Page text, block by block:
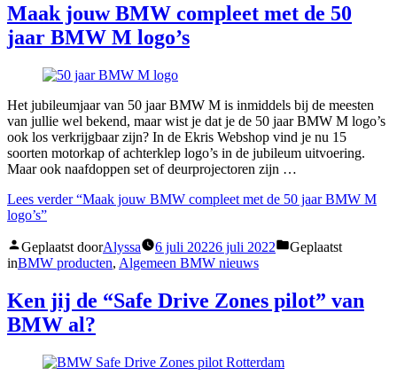
Maak jouw BMW compleet met de 50
jaar BMW M logo’s
Het jubileumjaar van 50 jaar BMW M is inmiddels bij de meesten
van jullie wel bekend, maar wist je dat je de 50 jaar BMW M logo’s
ook los verkrijgbaar zijn? In de Ekris Webshop vind je nu 15
soorten motorkap of achterklep logo’s in de jubileum uitvoering.
Maar ook naafdoppen set of deurprojectoren zijn …
Lees verder“Maak jouw BMW compleet met de 50 jaar BMW M
logo’s”
Geplaatst doorAlyssa 6 juli 20226 juli 2022
Geplaatst
inBMW producten, Algemeen BMW nieuws
Ken jij de “Safe Drive Zones pilot” van
BMW al?